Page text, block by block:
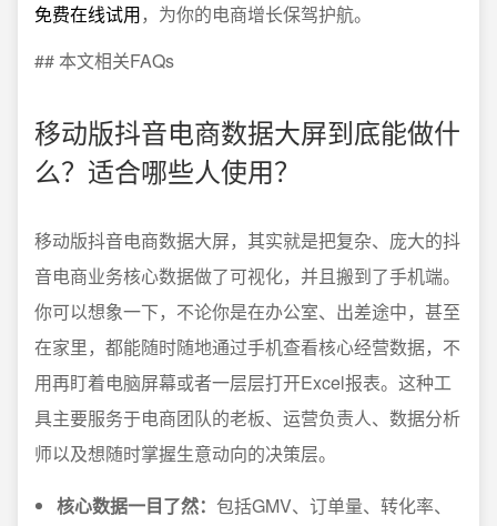
免费在线试用，为你的电商增长保驾护航。
## 本文相关FAQs
移动版抖音电商数据大屏到底能做什
么？适合哪些人使用？
移动版抖音电商数据大屏，其实就是把复杂、庞大的抖
音电商业务核心数据做了可视化，并且搬到了手机端。
你可以想象一下，不论你是在办公室、出差途中，甚至
在家里，都能随时随地通过手机查看核心经营数据，不
用再盯着电脑屏幕或者一层层打开Excel报表。这种工
具主要服务于电商团队的老板、运营负责人、数据分析
师以及想随时掌握生意动向的决策层。
核心数据一目了然： 包括GMV、订单量、转化率、